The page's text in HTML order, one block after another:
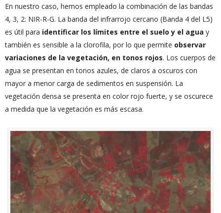
En nuestro caso, hemos empleado la combinación de las bandas
4, 3, 2: NIR-R-G. La banda del infrarrojo cercano (Banda 4 del L5)
es útil para identificar los límites entre el suelo y el agua y
también es sensible a la clorofila, por lo que permite observar
variaciones de la vegetación, en tonos rojos. Los cuerpos de
agua se presentan en tonos azules, de claros a oscuros con
mayor a menor carga de sedimentos en suspensión. La
vegetación densa se presenta en color rojo fuerte, y se oscurece
a medida que la vegetación es más escasa.